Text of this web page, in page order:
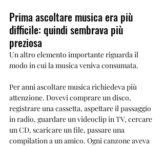
Prima ascoltare musica era più
difficile: quindi sembrava più
preziosa
Un altro elemento importante riguarda il
modo in cui la musica veniva consumata.
Per anni ascoltare musica richiedeva più
attenzione. Dovevi comprare un disco,
registrare una cassetta, aspettare il passaggio
in radio, guardare un videoclip in TV, cercare
un CD, scaricare un file, passare una
compilation a un amico. Ogni canzone aveva